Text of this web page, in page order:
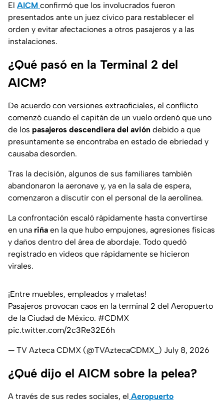
El AICM confirmó que los involucrados fueron
presentados ante un juez cívico para restablecer el
orden y evitar afectaciones a otros pasajeros y a las
instalaciones.
¿Qué pasó en la Terminal 2 del
AICM?
De acuerdo con versiones extraoficiales, el conflicto
comenzó cuando el capitán de un vuelo ordenó que uno
de los pasajeros descendiera del avión debido a que
presuntamente se encontraba en estado de ebriedad y
causaba desorden.
Tras la decisión, algunos de sus familiares también
abandonaron la aeronave y, ya en la sala de espera,
comenzaron a discutir con el personal de la aerolínea.
La confrontación escaló rápidamente hasta convertirse
en una riña en la que hubo empujones, agresiones físicas
y daños dentro del área de abordaje. Todo quedó
registrado en videos que rápidamente se hicieron
virales.
¡Entre muebles, empleados y maletas!
Pasajeros provocan caos en la terminal 2 del Aeropuerto
de la Ciudad de México. #CDMX
pic.twitter.com/2c3Re32E6h
— TV Azteca CDMX (@TVAztecaCDMX_) July 8, 2026
¿Qué dijo el AICM sobre la pelea?
A través de sus redes sociales, el Aeropuerto